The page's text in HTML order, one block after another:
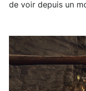
de voir depuis un